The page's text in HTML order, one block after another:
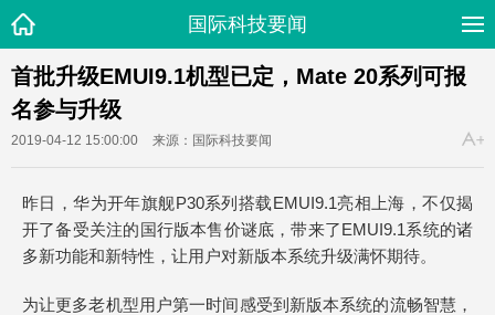
国际科技要闻
首批升级EMUI9.1机型已定，Mate 20系列可报
名参与升级
2019-04-12 15:00:00 来源：国际科技要闻
昨日，华为开年旗舰P30系列搭载EMUI9.1亮相上海，不仅揭
开了备受关注的国行版本售价谜底，带来了EMUI9.1系统的诸
多新功能和新特性，让用户对新版本系统升级满怀期待。
为让更多老机型用户第一时间感受到新版本系统的流畅智慧，